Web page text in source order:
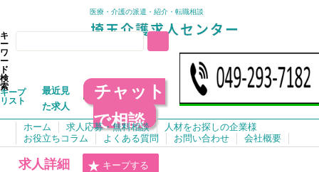
医療・介護の派遣・紹介・転職相談
キ
ー
ワ
ー
ド
検
索
キープ
リスト
最近見
た求人
チャット
で相談
ホーム 求人応募・無料相談
人材をお探しの企業様
お役立ちコラム
よくある質問 お問い合わせ 会社概要
求人詳細 キープする